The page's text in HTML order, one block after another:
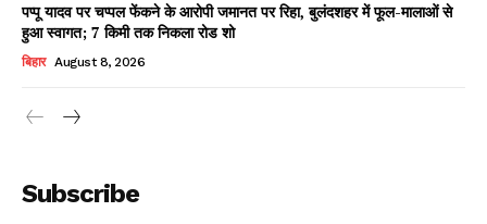
Read Latest News on AIN
पप्पू यादव पर चप्पल फेंकने के आरोपी जमानत पर रिहा, बुलंदशहर में फूल-मालाओं से
हुआ स्वागत; 7 किमी तक निकला रोड शो
बिहार August 8, 2026
Subscribe